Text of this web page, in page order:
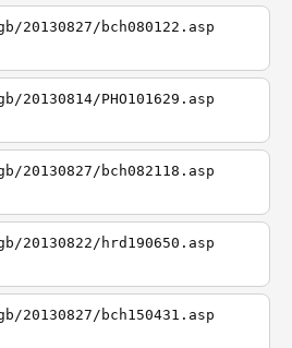
bch080122.asp
PHO101629.asp
bch082118.asp
20130822/hrd190650.asp
bch150431.asp